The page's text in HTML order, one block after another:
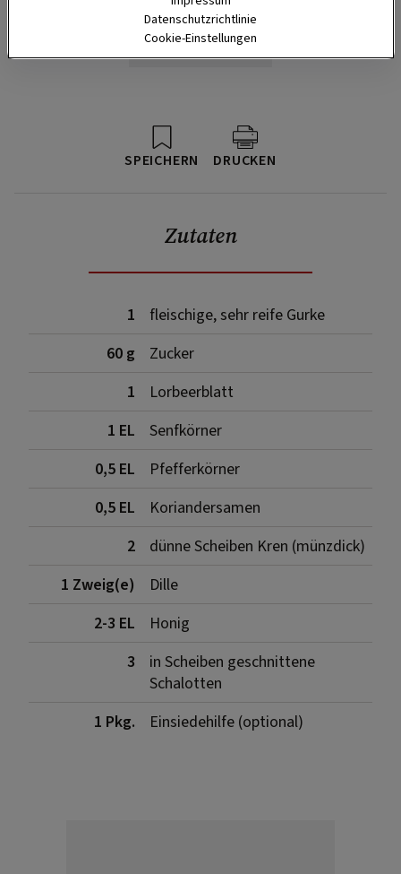
SPEICHERN DRUCKEN
Zutaten
1
fleischige, sehr reife Gurke
60 g
Zucker
1
Lorbeerblatt
1 EL
Senfkörner
0,5 EL
Pfefferkörner
0,5 EL
Koriandersamen
2
dünne Scheiben Kren (münzdick)
1 Zweig(e)
Dille
2-3 EL
Honig
3
in Scheiben geschnittene
Schalotten
1 Pkg.
Einsiedehilfe (optional)
Datenschutzrichtlinie
Cookie-Einstellungen